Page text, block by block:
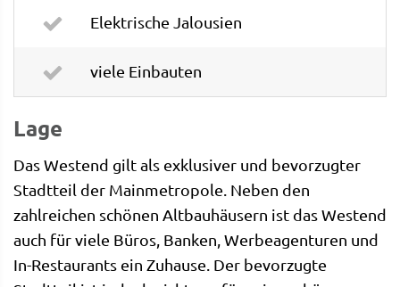
Elektrische Jalousien
viele Einbauten
Lage
Das Westend gilt als exklusiver und bevorzugter
Stadtteil der Mainmetropole. Neben den
zahlreichen schönen Altbauhäusern ist das Westend
auch für viele Büros, Banken, Werbeagenturen und
In-Restaurants ein Zuhause. Der bevorzugte